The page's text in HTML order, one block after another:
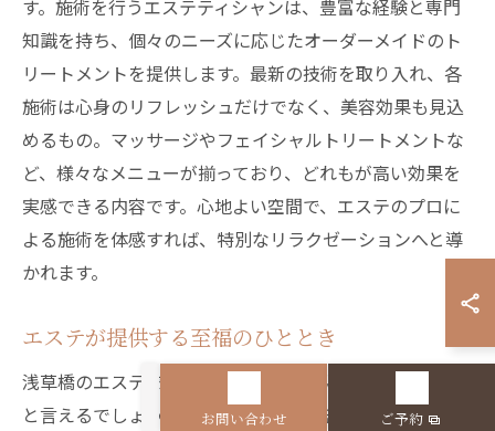
す。施術を行うエステティシャンは、豊富な経験と専門
知識を持ち、個々のニーズに応じたオーダーメイドのト
リートメントを提供します。最新の技術を取り入れ、各
施術は心身のリフレッシュだけでなく、美容効果も見込
めるもの。マッサージやフェイシャルトリートメントな
ど、様々なメニューが揃っており、どれもが高い効果を
実感できる内容です。心地よい空間で、エステのプロに
よる施術を体感すれば、特別なリラクゼーションへと導
かれます。
エステが提供する至福のひととき
浅草橋のエステで過ごす時間は、まさに至福のひととき
と言えるでしょう。日常のストレスを忘れさせてくれる
お問い合わせ ご予約